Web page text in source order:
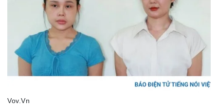
Bất động sản
Khởi nghiệp
Thị trường
Giá vàng
Tiêu dùng
Chứng khoán
Giá cà phê